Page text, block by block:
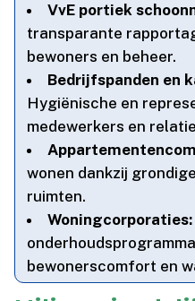
VvE portiek
transparante
bewoners en beheer.​
Bedrijfspanden en
Hygiënische en
medewerkers en
wonen dankzij
ruimten.​
Woningcorporaties:
bewonerscomfort en